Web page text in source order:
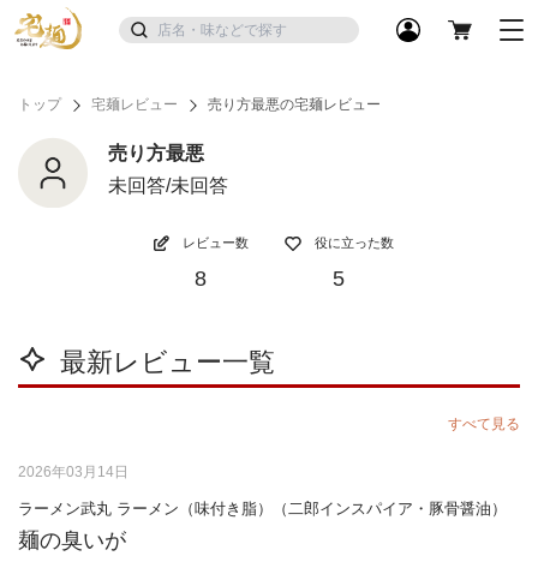
トップ 宅麺レビュー 売り方最悪の宅麺レビュー
売り方最悪
未回答/未回答
レビュー数
8
役に立った数
5
最新レビュー一覧
すべて見る
2026年03月14日
ラーメン武丸 ラーメン（味付き脂）（二郎インスパイア・豚骨醤油）
麺の臭いが